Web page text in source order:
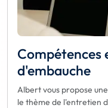
Compétences
d'embauche
Albert vous propose
le thème de l'entretien